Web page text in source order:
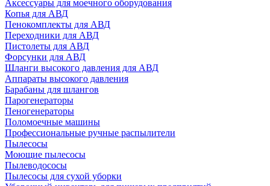
Аксессуары для моечного оборудования
Копья для АВД
Пенокомплекты для АВД
Переходники для АВД
Пистолеты для АВД
Форсунки для АВД
Шланги высокого давления для АВД
Аппараты высокого давления
Барабаны для шлангов
Парогенераторы
Пеногенераторы
Поломоечные машины
Профессиональные ручные распылители
Пылесосы
Моющие пылесосы
Пылеводососы
Пылесосы для сухой уборки